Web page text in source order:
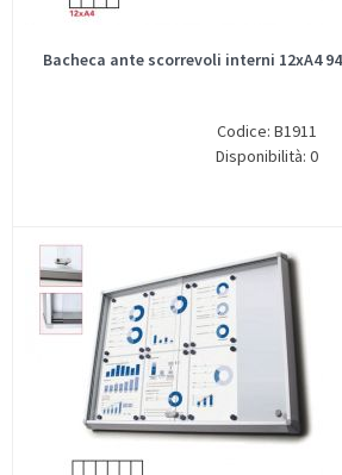
Bacheca ante scorrevoli interni 12xA4
Codice: B1911
Disponibilità: 0